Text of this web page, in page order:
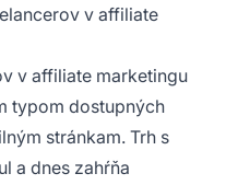
v affiliate
v affiliate marketingu
typom dostupných
stránkam. Trh s
a dnes zahŕňa